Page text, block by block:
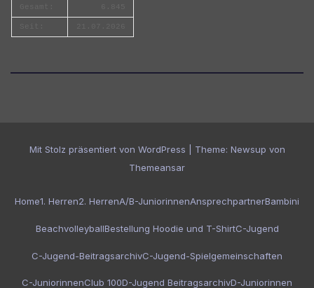
Mit Stolz präsentiert von WordPress Theme: Newsup von
Themeansar
Home1. Herren2. HerrenA/B-JuniorinnenAnsprechpartnerBambini
BeachvolleyballBestellung Hoodie und T-ShirtC-Jugend
C-Jugend-BeitragsarchivC-Jugend-Spielgemeinschaften
C-JuniorinnenClub 100D-Jugend BeitragsarchivD-Juniorinnen